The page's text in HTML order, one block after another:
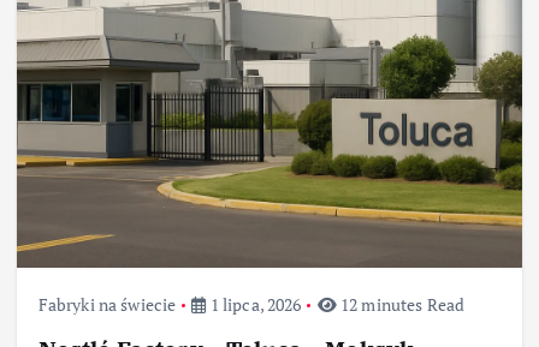
Fabryki na świecie 1 lipca, 2026 12 minutes Read